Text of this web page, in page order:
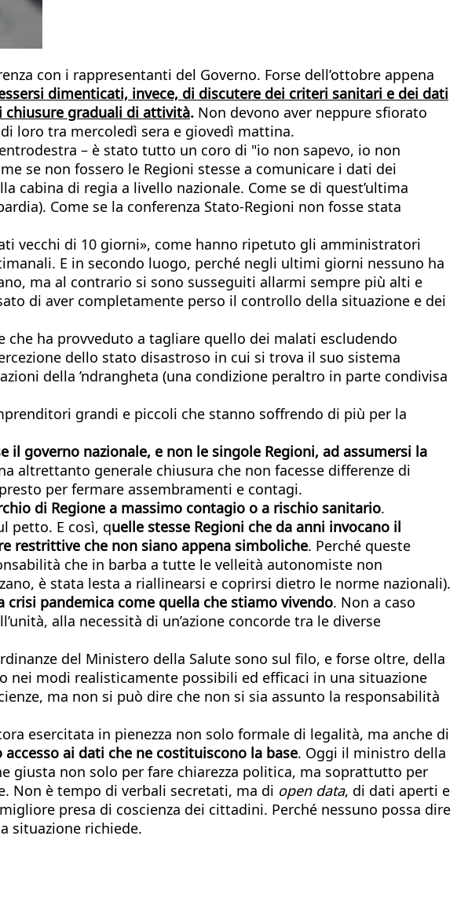
con i rappresentanti del Governo. Forse dell’ottobre appena
dimenticati, invece, di discutere dei criteri sanitari e dei dati
chiusure graduali di attività. Non devono aver neppure sfiorato
loro tra mercoledì sera e giovedì mattina.
– è stato tutto un coro di "io non sapevo, io non
se non fossero le Regioni stesse a comunicare i dati dei
di regia a livello nazionale. Come se di quest’ultima
Come se la conferenza Stato-Regioni non fosse stata
vecchi di 10 giorni», come hanno ripetuto gli amministratori
E in secondo luogo, perché negli ultimi giorni nessuno ha
ma al contrario si sono susseguiti allarmi sempre più alti e
di aver completamente perso il controllo della situazione e dei
ha provveduto a tagliare quello dei malati escludendo
dello stato disastroso in cui si trova il suo sistema
della ’ndrangheta (una condizione peraltro in parte condivisa
grandi e piccoli che stanno soffrendo di più per la
il governo nazionale, e non le singole Regioni, ad assumersi la
altrettanto generale chiusura che non facesse differenze di
per fermare assembramenti e contagi.
di Regione a massimo contagio o a rischio sanitario.
petto. E così, quelle stesse Regioni che da anni invocano il
restrittive che non siano appena simboliche. Perché queste
che in barba a tutte le velleità autonomiste non
è stata lesta a riallinearsi e coprirsi dietro le norme nazionali).
pandemica come quella che stiamo vivendo. Non a caso
alla necessità di un’azione concorde tra le diverse
del Ministero della Salute sono sul filo, e forse oltre, della
modi realisticamente possibili ed efficaci in una situazione
ma non si può dire che non si sia assunto la responsabilità
esercitata in pienezza non solo formale di legalità, ma anche di
ai dati che ne costituiscono la base. Oggi il ministro della
giusta non solo per fare chiarezza politica, ma soprattutto per
Non è tempo di verbali secretati, ma di open data, di dati aperti e
presa di coscienza dei cittadini. Perché nessuno possa dire
situazione richiede.